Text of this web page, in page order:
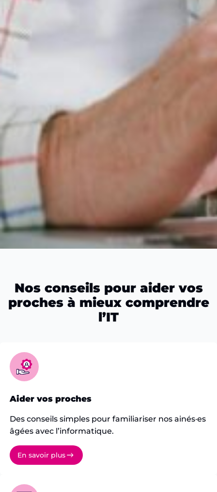
Nos conseils pour aider vos
proches à mieux comprendre
l’IT
Aider vos proches
Des conseils simples pour familiariser nos ainés·es
âgées avec l’informatique.
En savoir plus